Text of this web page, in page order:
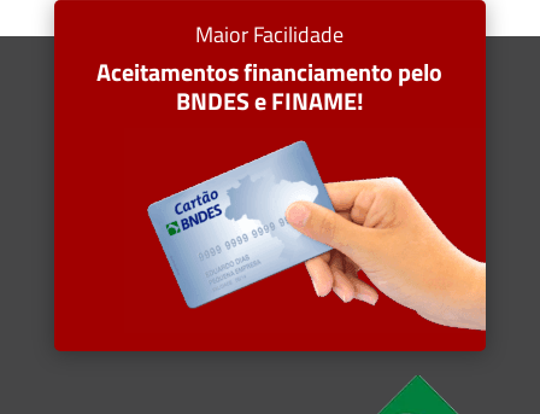
Maior Facilidade
Aceitamentos financiamento pelo
BNDES e FINAME!